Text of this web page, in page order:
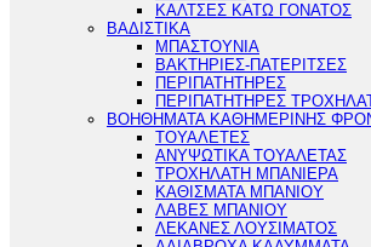
ΚΑΛΤΣΕΣ ΚΑΤΩ ΓΟΝΑΤΟΣ
ΒΑΔΙΣΤΙΚΑ
ΜΠΑΣΤΟΥΝΙΑ
ΒΑΚΤΗΡΙΕΣ-ΠΑΤΕΡΙΤΣΕΣ
ΠΕΡΙΠΑΤΗΤΗΡΕΣ
ΠΕΡΙΠΑΤΗΤΗΡΕΣ
ΒΟΗΘΗΜΑΤΑ ΚΑΘΗΜΕΡΙΝΗΣ
ΤΟΥΑΛΕΤΕΣ
ΑΝΥΨΩΤΙΚΑ ΤΟΥΑΛΕΤΑΣ
ΤΡΟΧΗΛΑΤΗ ΜΠΑΝΙΕΡΑ
ΚΑΘΙΣΜΑΤΑ ΜΠΑΝΙΟΥ
ΛΑΒΕΣ ΜΠΑΝΙΟΥ
ΛΕΚΑΝΕΣ ΛΟΥΣΙΜΑΤΟΣ